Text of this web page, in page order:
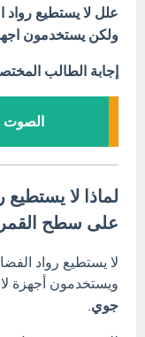
علل لا يستطيع
ولكن يستخدمون
إجابة الطالب
الصوت
لماذا لا
على سطح
لا يستطيع رواد
ويستخدمون أجهزة
جوي